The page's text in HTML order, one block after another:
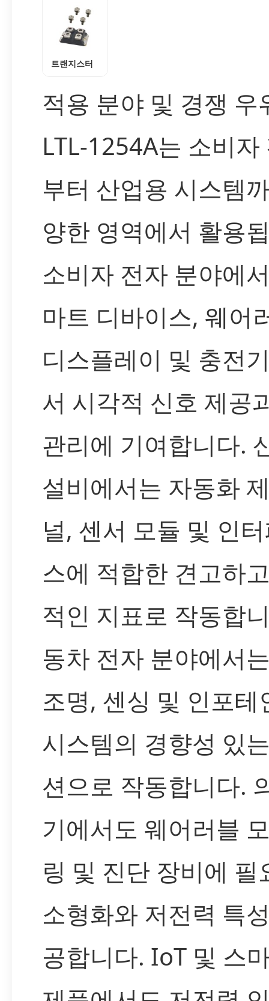
트랜지스터
적용 분야 및 경쟁 우
LTL-1254A는 소비자
부터 산업용 시스템
양한 영역에서 활용
소비자 전자 분야에
마트 디바이스, 웨어
디스플레이 및 충전
서 시각적 신호 제공
관리에 기여합니다.
설비에서는 자동화
널, 센서 모듈 및 인
스에 적합한 견고하
적인 지표로 작동합
동차 전자 분야에서
조명, 센싱 및 인포테
시스템의 경향성 있
션으로 작동합니다.
기에서도 웨어러블
링 및 진단 장비에 필
소형화와 저전력 특
공합니다. IoT 및 스